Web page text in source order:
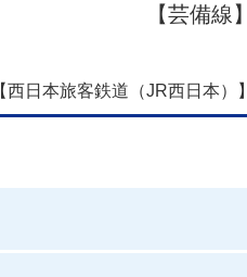
【芸備線】
【西日本旅客鉄道（JR西日本）】